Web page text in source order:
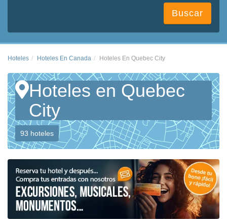
Buscar
Hoteles Hoteles En Canada Hoteles En Quebec City
Hoteles en Quebec
City
93 hoteles